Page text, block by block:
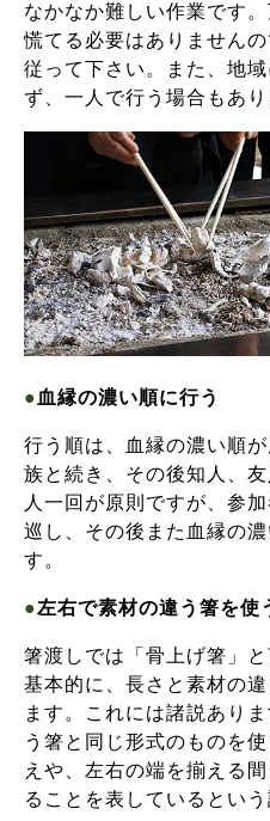
なかなか難しい作業です
慌てる必要はありません
従って下さい。また、地
ず、一人で行う場合もあり
● 血縁の濃い順に行う
行う順は、血縁の濃い順
族と続き、その後知人、
人一回が原則ですが、参
巡し、その後また血縁の
す。
●左右で素材の違う箸を使
箸渡しでは「骨上げ箸」
基本的に、長さと素材の
ます。これには諸説あり
う箸と同じ形式のものを
えや、左右の端を揃える
ることを表しているという